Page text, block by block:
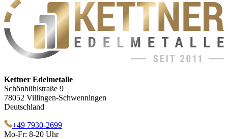
Kettner Edelmetalle
Schönbühlstraße 9
78052 Villingen-Schwenningen
Deutschland
+49 7930-2699
Mo-Fr: 8-20 Uhr